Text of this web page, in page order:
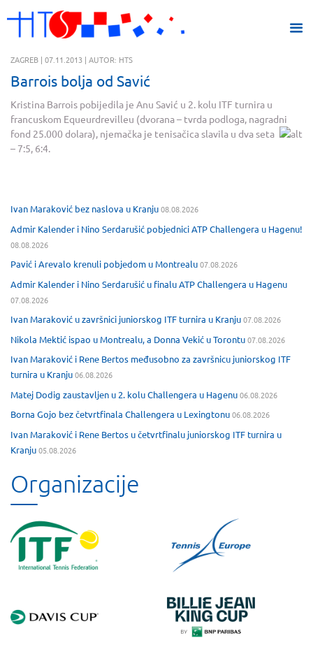
ZAGREB | 07.11.2013 | AUTOR: HTS
Barrois bolja od Savić
Kristina Barrois pobijedila je Anu Savić u 2. kolu ITF turnira u
francuskom Equeurdrevilleu (dvorana – tvrda podloga, nagradni
fond 25.000 dolara), njemačka je tenisačica slavila u dva seta
– 7:5, 6:4.
Ivan Maraković bez naslova u Kranju08.08.2026
Admir Kalender i Nino Serdarušić pobjednici ATP Challengera u Hagenu!
08.08.2026
Pavić i Arevalo krenuli pobjedom u Montrealu07.08.2026
Admir Kalender i Nino Serdarušić u finalu ATP Challengera u Hagenu
07.08.2026
Ivan Maraković u završnici juniorskog ITF turnira u Kranju07.08.2026
Nikola Mektić ispao u Montrealu, a Donna Vekić u Torontu07.08.2026
Ivan Maraković i Rene Bertos međusobno za završnicu juniorskog ITF
turnira u Kranju06.08.2026
Matej Dodig zaustavljen u 2. kolu Challengera u Hagenu06.08.2026
Borna Gojo bez četvrtfinala Challengera u Lexingtonu06.08.2026
Ivan Maraković i Rene Bertos u četvrtfinalu juniorskog ITF turnira u
Kranju05.08.2026
Organizacije